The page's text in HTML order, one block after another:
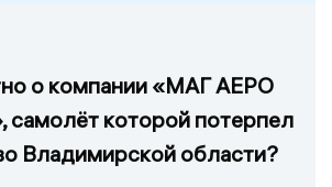
о компании «МАГ АЕРО
которой потерпел
Владимирской области?